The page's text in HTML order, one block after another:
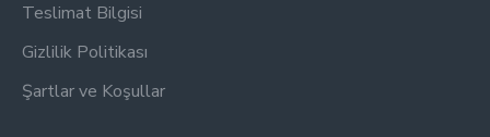
Teslimat Bilgisi
Gizlilik Politikası
Şartlar ve Koşullar